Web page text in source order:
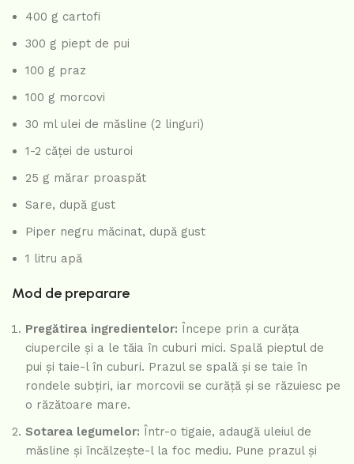
400 g cartofi
300 g piept de pui
100 g praz
100 g morcovi
30 ml ulei de măsline (2 linguri)
1-2 căței de usturoi
25 g mărar proaspăt
Sare, după gust
Piper negru măcinat, după gust
1 litru apă
Mod de preparare
Pregătirea ingredientelor: Începe prin a curăța
ciupercile și a le tăia în cuburi mici. Spală pieptul de
pui și taie-l în cuburi. Prazul se spală și se taie în
rondele subțiri, iar morcovii se curăță și se răzuiesc pe
o răzătoare mare.
Sotarea legumelor: Într-o tigaie, adaugă uleiul de
măsline și încălzește-l la foc mediu. Pune prazul și